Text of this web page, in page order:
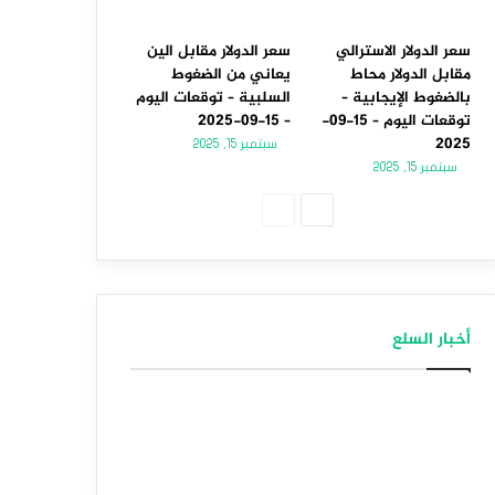
سعر الدولار الاسترالي
مقابل الدولار محاط
بالضغوط الإيجابية –
توقعات اليوم – 15-09-
2025
سبتمبر 15, 2025
سعر الدولار مقابل الين
يعاني من الضغوط
السلبية – توقعات اليوم
– 15-09-2025
سبتمبر 15, 2025
أخبار السلع